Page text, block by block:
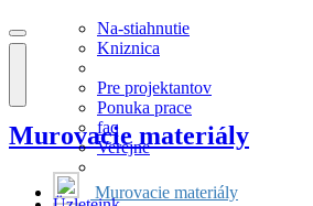
Na-stiahnutie
Kniznica
Pre projektantov
Ponuka prace
faq
Verejne
Murovacie materiály
Murovacie materiály